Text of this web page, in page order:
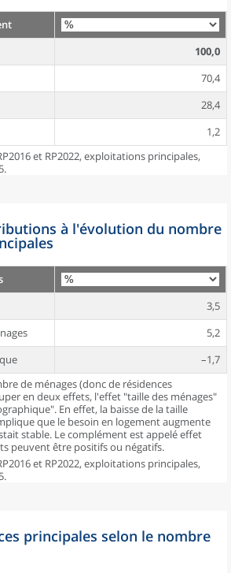
100,0
70,4
28,4
1,2
et RP2022, exploitations principales,
à l'évolution du nombre
3,5
5,2
–1,7
de ménages (donc de résidences
en deux effets, l'effet "taille des ménages"
En effet, la baisse de la taille
que le besoin en logement augmente
stable. Le complément est appelé effet
peuvent être positifs ou négatifs.
et RP2022, exploitations principales,
principales selon le nombre